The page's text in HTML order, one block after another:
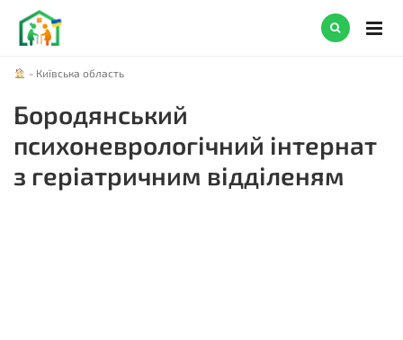
- Київська область
Бородянський
психоневрологічний інтернат
з геріатричним відділеням